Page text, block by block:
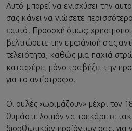
Αυτό μπορεί να ενισχύσει την
σας κάνει να νιώσετε
εαυτό. Προσοχή όμως:
βελτιώσετε την εμφάνισή σας
τελειότητα, καθώς μια παχιά
καταφέρει μόνο τραβήξει την
για το αντίστροφο.
Οι ουλές «ωριμάζουν» μέχρι τον
θυμάστε λοιπόν να τσεκάρετε
διορθωτικών προϊόντων σας, για